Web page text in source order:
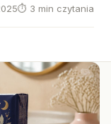
⏱ 3 min czytania